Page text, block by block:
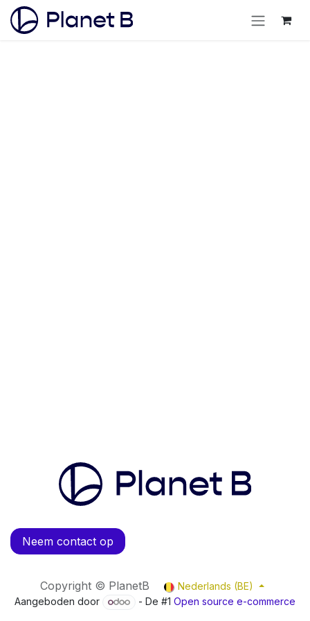
Neem contact op
Copyright © PlanetB
Nederlands (BE)
Aangeboden door
- De #1Open source e-commerce